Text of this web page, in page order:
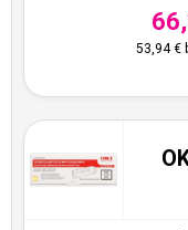
53,94 €